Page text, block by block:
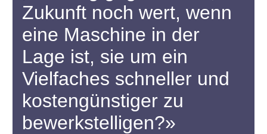
Zukunft noch wert, wenn
eine Maschine in der
Lage ist, sie um ein
Vielfaches schneller und
kostengünstiger zu
bewerkstelligen?»